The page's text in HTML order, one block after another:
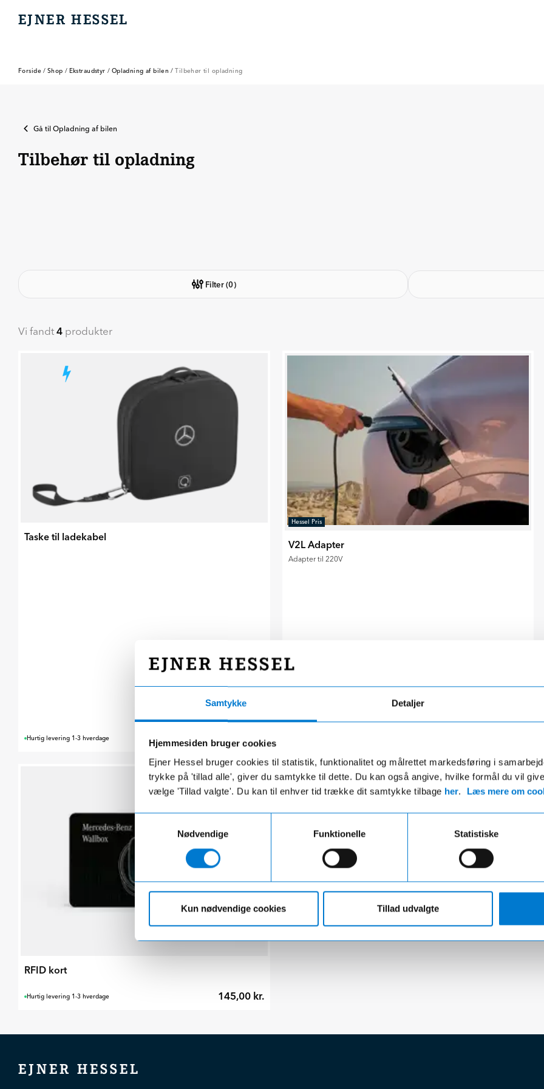
Samtykke Detaljer
Hjemmesiden bruger cookies
Ejner Hessel bruger cookies til statistik, funktionalitet og målrettet markedsføring i
trykke på 'tillad alle', giver du samtykke til dette. Du kan også angive, hvilke formål du vil
vælge 'Tillad valgte'. Du kan til enhver tid trække dit samtykke tilbage her. Læs mere om
Nødvendige
Funktionelle Statistiske
Kun nødvendige cookies Tillad udvalgte
EJNER HESSEL
Forside / Shop / Ekstraudstyr / Opladning af bilen / Tilbehør til opladning
Gå til Opladning af bilen
Tilbehør til opladning
Filter(0)
Vi fandt4 produkter
Taske til ladekabel
Hurtig levering 1-3 hverdage 495,00 kr.
Hessel Pris
V2L Adapter
Adapter til 220V
RFID kort
Hurtig levering 1-3 hverdage 145,00 kr.
EJNER HESSEL